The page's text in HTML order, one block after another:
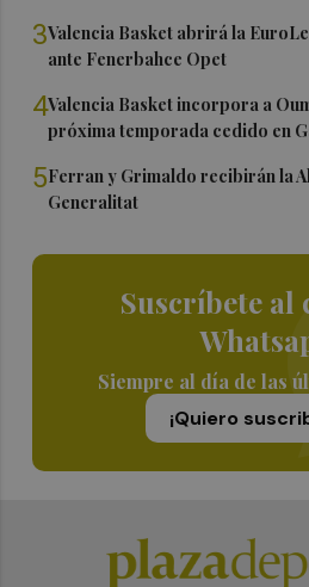
3Valencia Basket abrirá la
ante Fenerbahce Opet
4Valencia Basket incorpora a
próxima temporada cedido en
5Ferran y Grimaldo recibirán la
Generalitat
Suscríbete al
Siempre al día de las
¡Quiero